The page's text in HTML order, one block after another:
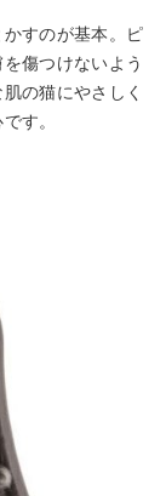
すのが基本。ピ
傷つけないよう
の猫にやさしく
す。